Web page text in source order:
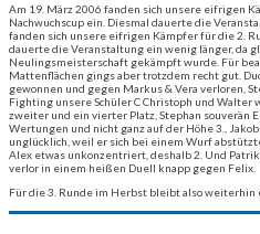
Am 19. März 2006 fanden sich unsere eifrigen
Nachwuchscup ein. Diesmal dauerte die
fanden sich unsere eifrigen Kämpfer für die 2.
dauerte die Veranstaltung ein wenig länger, da
Neulingsmeisterschaft gekämpft wurde. Für
Mattenflächen gings aber trotzdem recht gut.
gewonnen und gegen Markus & Vera verloren,
Fighting unsere Schüler C Christoph und Walter
zweiter und ein vierter Platz, Stephan souverän
Wertungen und nicht ganz auf der Höhe 3.,
unglücklich, weil er sich bei einem Wurf
Alex etwas unkonzentriert, deshalb 2. Und
verlor in einem heißen Duell knapp gegen Felix.
Für die 3. Runde im Herbst bleibt also weiterhin